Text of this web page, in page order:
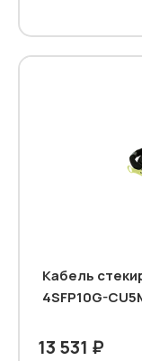
Кабель
4SFP10G-
13 531 ₽